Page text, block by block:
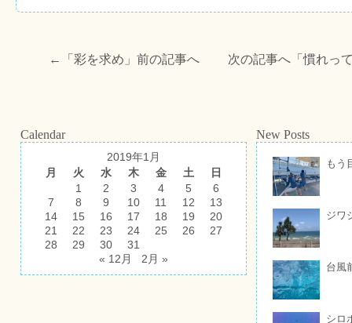
←「 彩を求め 」前の記事へ 次の記事へ「慣れっ
Calendar
2019年1月
月
火 水 木 金 土
日
1
2 3 4 5
6
7
8 9 10 11 12
13
14
15 16 17 18 19
20
21
22 23 24 25 26
27
28
29 30
31
« 12月
2月 »
New Posts
もう
ジワ
台風
シロ